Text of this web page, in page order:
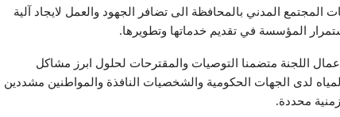
المدني بالمحافظة الى تضافر الجهود والعمل لايجاد آلية
المؤسسة في تقديم خدماتها وتطويرها.
اللجنة متضمنا التوصيات والمقترحات لحلول ابرز مشاكل
لدى الجهات الحكومية والشخصيات النافذة والمواطنين مشددين
محددة.